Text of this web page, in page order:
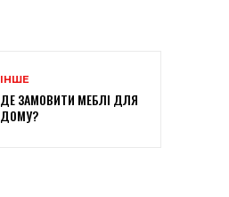
ІНШЕ
ДЕ ЗАМОВИТИ МЕБЛІ ДЛЯ
ДОМУ?